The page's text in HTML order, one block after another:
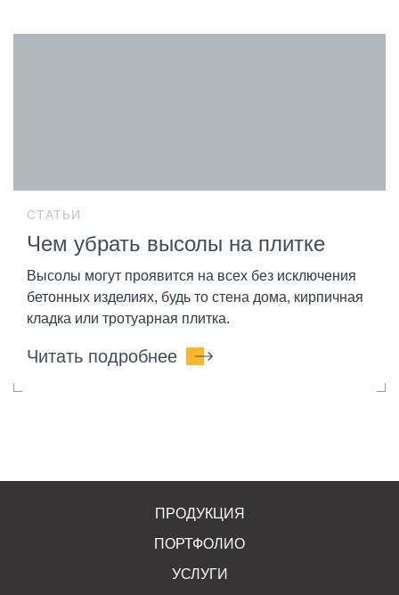
СТАТЬИ
Чем убрать высолы на плитке
Высолы могут проявится на всех без исключения
бетонных изделиях, будь то стена дома, кирпичная
кладка или тротуарная плитка.
Читать подробнее
ПРОДУКЦИЯ
ПОРТФОЛИО
УСЛУГИ